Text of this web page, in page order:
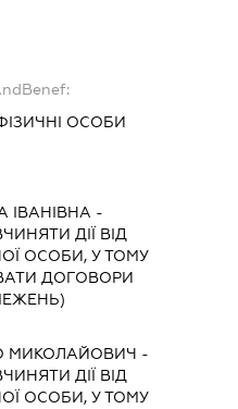
ОСОБИ
ІВАНІВНА -
ДІЇ ВІД
ОСОБИ, У ТОМУ
ДОГОВОРИ
МИКОЛАЙОВИЧ -
ДІЇ ВІД
ОСОБИ, У ТОМУ